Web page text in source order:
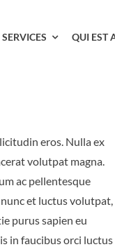
SERVICES QUI EST